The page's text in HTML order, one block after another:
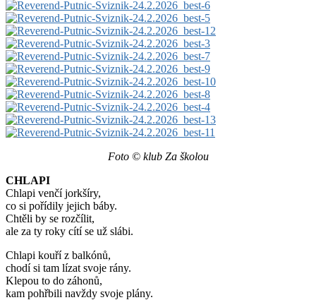
Foto © klub Za školou
CHLAPI
Chlapi venčí jorkšíry,
co si pořídily jejich báby.
Chtěli by se rozčílit,
ale za ty roky cítí se už slábi.
Chlapi kouří z balkónů,
chodí si tam lízat svoje rány.
Klepou to do záhonů,
kam pohřbili navždy svoje plány.